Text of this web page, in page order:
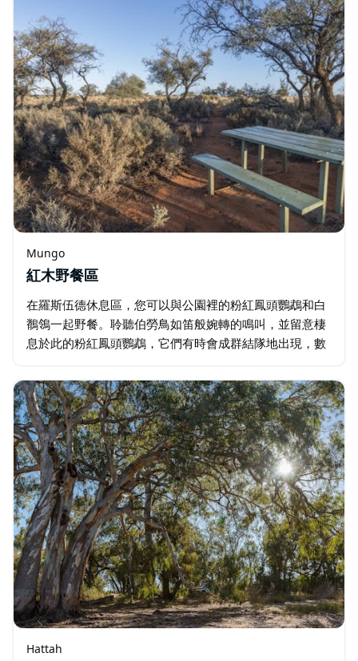
Mungo
紅木野餐區
在羅斯伍德休息區，您可以與公園裡的粉紅鳳頭鸚鵡和白
鶺鴒一起野餐。聆聽伯勞鳥如笛般婉轉的鳴叫，並留意棲
息於此的粉紅鳳頭鸚鵡，它們有時會成群結隊地出現，數
餐桌和綠樹成蔭的休息區…
Hattah